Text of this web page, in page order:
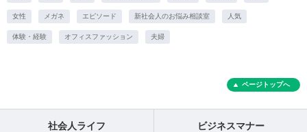
女性 メガネ エピソード 新社会人のお悩み相談室 人気
体験・経験 オフィスファッション 夫婦
ページトップへ
社会人ライフ ビジネスマナー